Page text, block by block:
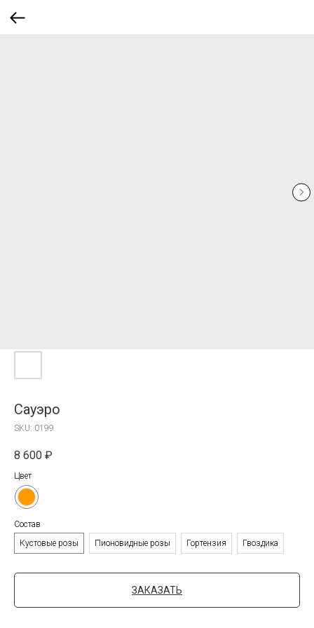
Сауэро
SKU: 0199
8 600 ₽
Цвет
Состав
Кустовые розы
Пионовидные розы Гортензия Гвоздика
ЗАКАЗАТЬ